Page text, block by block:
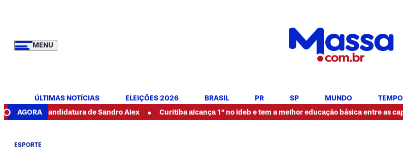
MENU
ÚLTIMAS NOTÍCIAS ELEIÇÕES 2026 BRASIL PR SP MUNDO TEMPO
AGORA
à candidatura de Sandro Alex • Curitiba alcança 1º no Ideb e tem a melhor educação básica entre as capitais •
ESPORTE